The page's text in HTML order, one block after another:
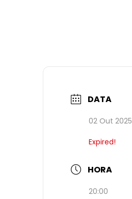
DATA
02 Out 2025
Expired!
HORA
20:00